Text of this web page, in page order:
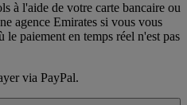
à l'aide de votre carte bancaire ou
agence Emirates si vous vous
le paiement en temps réel n'est pas
via PayPal.